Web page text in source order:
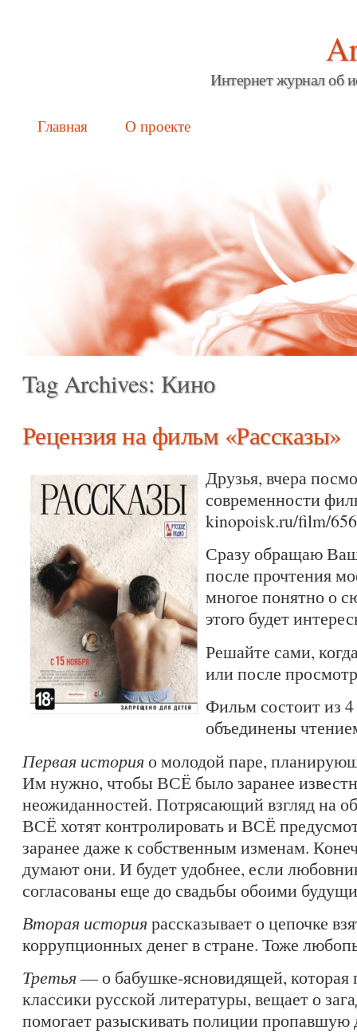
Интернет журнал об
Main menu
Skip
Главная О проекте
Tag Archives: Кино
Рецензия на фильм «Рассказы»
Друзья, вчера
современности
kinopoisk.ru/film/
Сразу обращаю
после прочтения
многое понятно о
этого будет
Решайте сами,
или после
Фильм состоит из
объединены
Первая историяо молодой паре,
Им нужно, чтобы ВСЁ было заранее
неожиданностей. Потрясающий взгляд на
ВСЁ хотят контролировать и ВСЁ
заранее даже к собственным изменам.
думают они. И будет удобнее, если
согласованы еще до свадьбы обоими
Вторая историярассказывает о цепочке
коррупционных денег в стране. Тоже
Третья— о бабушке-ясновидящей, которая
классики русской литературы, вещает о
помогает разыскивать полиции пропавшую